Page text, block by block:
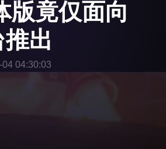
版竟仅面向
出
04:30:03